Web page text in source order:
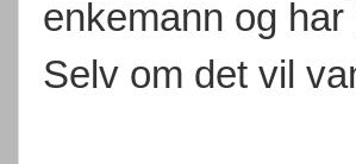
enkemann og
Selv om det vil